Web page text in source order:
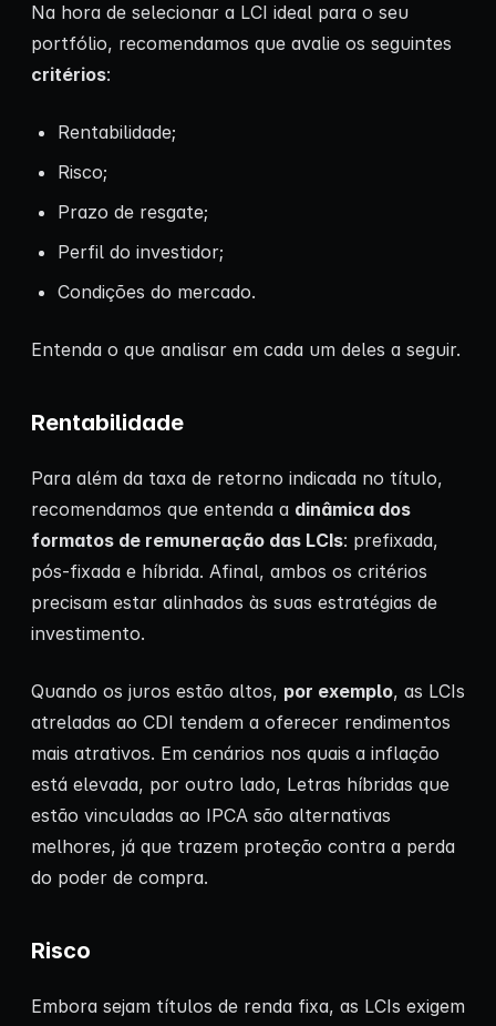
Na hora de selecionar a LCI ideal para o seu
portfólio, recomendamos que avalie os seguintes
critérios:
Rentabilidade;
Risco;
Prazo de resgate;
Perfil do investidor;
Condições do mercado.
Entenda o que analisar em cada um deles a seguir.
Rentabilidade
Para além da taxa de retorno indicada no título,
recomendamos que entenda a dinâmica dos
formatos de remuneração das LCIs: prefixada,
pós-fixada e híbrida. Afinal, ambos os critérios
precisam estar alinhados às suas estratégias de
investimento.
Quando os juros estão altos, por exemplo, as LCIs
atreladas ao CDI tendem a oferecer rendimentos
mais atrativos. Em cenários nos quais a inflação
está elevada, por outro lado, Letras híbridas que
estão vinculadas ao IPCA são alternativas
melhores, já que trazem proteção contra a perda
do poder de compra.
Risco
Embora sejam títulos de renda fixa, as LCIs exigem